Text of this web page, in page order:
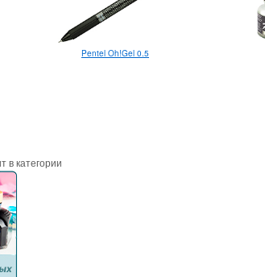
Pentel Oh!Gel 0.5
в категории